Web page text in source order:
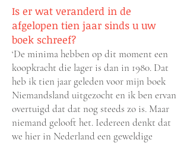
Is er wat veranderd in de
afgelopen tien jaar sinds u uw
boek schreef?
‘De minima hebben op dit moment een
koopkracht die lager is dan in 1980. Dat
heb ik tien jaar geleden voor mijn boek
Niemandsland uitgezocht en ik ben ervan
overtuigd dat dat nog steeds zo is. Maar
niemand gelooft het. Iedereen denkt dat
we hier in Nederland een geweldige